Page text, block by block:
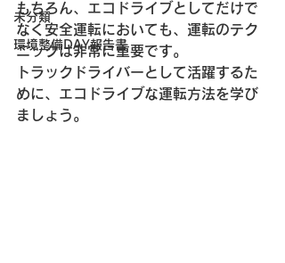
未分類
環境整備DAY報告書
もちろん、エコドライブとしてだけで
なく安全運転においても、運転のテク
ニックは非常に重要です。
トラックドライバーとして活躍するた
めに、エコドライブな運転方法を学び
ましょう。